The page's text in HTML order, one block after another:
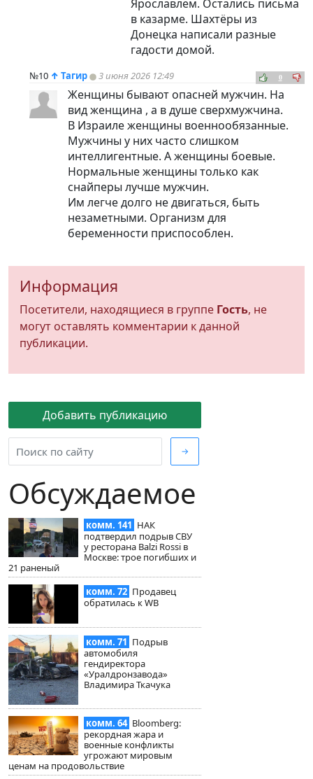
Добавить публикацию
→
Обсуждаемое
комм. 141 НАК
подтвердил подрыв СВУ
у ресторана Balzi Rossi в
Москве: трое погибших и
21 раненый
комм. 72 Продавец
обратилась к WB
комм. 71 Подрыв
автомобиля
гендиректора
«Уралдронзавода»
Владимира Ткачука
комм. 64 Bloomberg:
рекордная жара и
военные конфликты
угрожают мировым
ценам на продовольствие
Ярославлем. Остались письма
в казарме. Шахтёры из
Донецка написали разные
гадости домой.
№10 ↑ Тагир 3 июня 2026 12:49 0
Женщины бывают опасней мужчин. На
вид женщина , а в душе сверхмужчина.
В Израиле женщины военнообязанные.
Мужчины у них часто слишком
интеллигентные. А женщины боевые.
Нормальные женщины только как
снайперы лучше мужчин.
Им легче долго не двигаться, быть
незаметными. Организм для
беременности приспособлен.
Информация
Посетители, находящиеся в группе Гость, не
могут оставлять комментарии к данной
публикации.